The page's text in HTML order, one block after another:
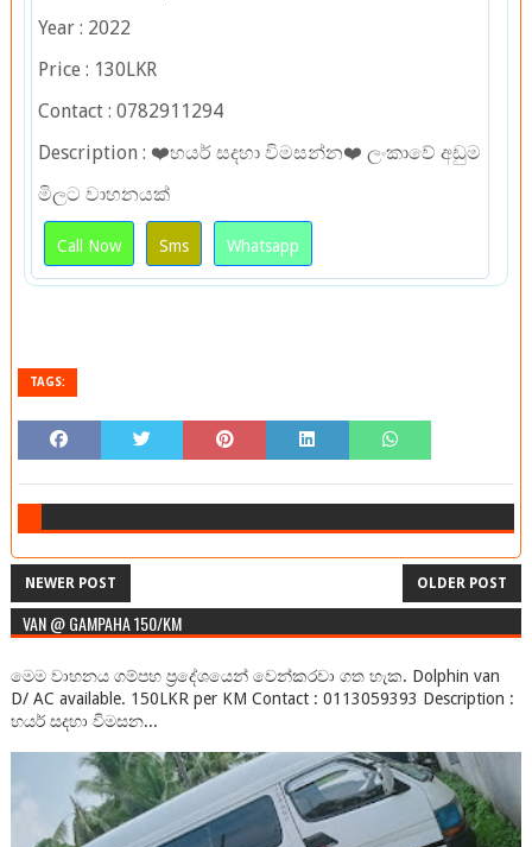
Year : 2022
Price : 130LKR
Contact : 0782911294
Description : ❤️හයර් සදහා විමසන්න❤️ ලංකාවේ අඩුම
මිලට වාහනයක්
Call Now Sms Whatsapp
TAGS:
NEWER POST OLDER POST
VAN @ GAMPAHA 150/KM
මෙම වාහනය ගම්පහ ප්‍රදේශයෙන් වෙන්කරවා ගත හැක. Dolphin van
D/ AC available. 150LKR per KM Contact : 0113059393 Description :
හයර් සදහා විමසන...